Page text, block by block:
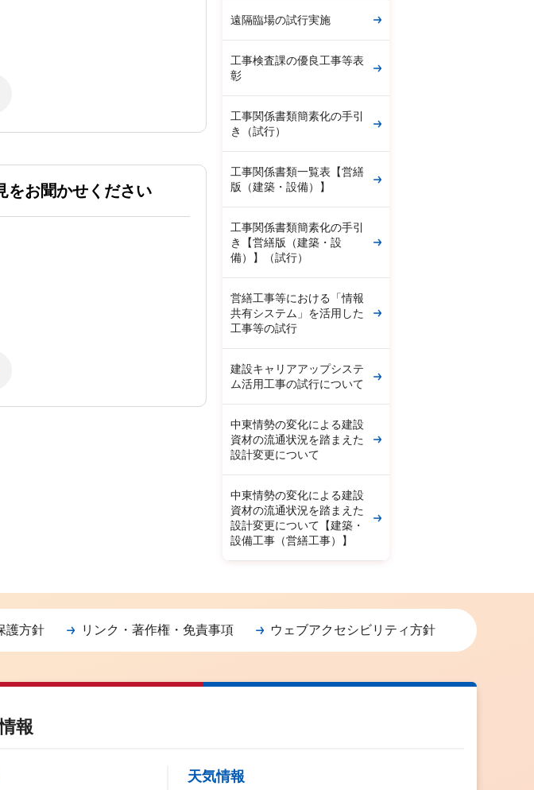
をお聞かせください
遠隔臨場の試行実施
工事検査課の優良工事等表
彰
工事関係書類簡素化の手引
き（試行）
工事関係書類一覧表【営繕
版（建築・設備）】
工事関係書類簡素化の手引
き【営繕版（建築・設
備）】（試行）
営繕工事等における「情報
共有システム」を活用した
工事等の試行
建設キャリアアップシステ
ム活用工事の試行について
中東情勢の変化による建設
資材の流通状況を踏まえた
設計変更について
中東情勢の変化による建設
資材の流通状況を踏まえた
設計変更について【建築・
設備工事（営繕工事）】
護方針 リンク・著作権・免責事項 ウェブアクセシビリティ方針
報
天気情報